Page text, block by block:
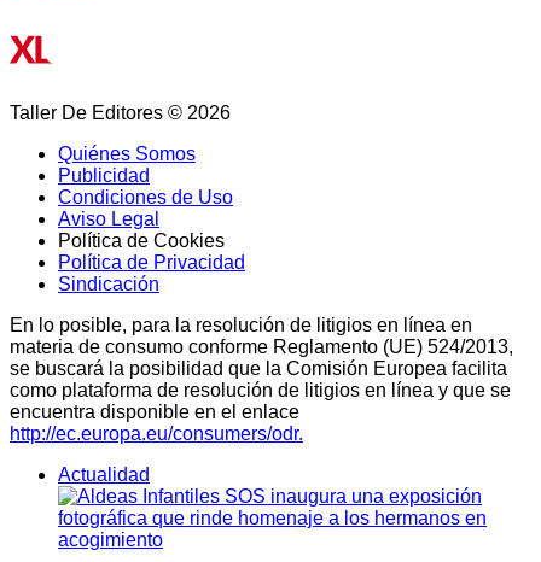
Taller De Editores © 2026
Quiénes Somos
Publicidad
Condiciones de Uso
Aviso Legal
Política de Cookies
Política de Privacidad
Sindicación
En lo posible, para la resolución de litigios en línea en
materia de consumo conforme Reglamento (UE) 524/2013,
se buscará la posibilidad que la Comisión Europea facilita
como plataforma de resolución de litigios en línea y que se
encuentra disponible en el enlace
http://ec.europa.eu/consumers/odr.
Actualidad